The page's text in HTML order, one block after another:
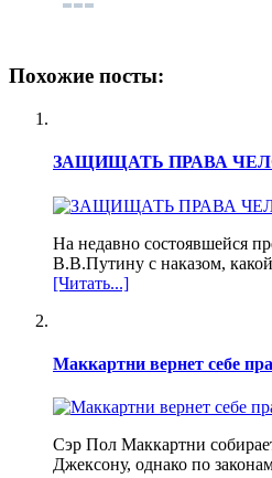
Похожие посты:
ЗАЩИЩАТЬ ПРАВА
На недавно состоявшейся
В.В.Путину с наказом,
[Читать...]
Маккартни вернет себе
Сэр Пол Маккартни
Джексону, однако по